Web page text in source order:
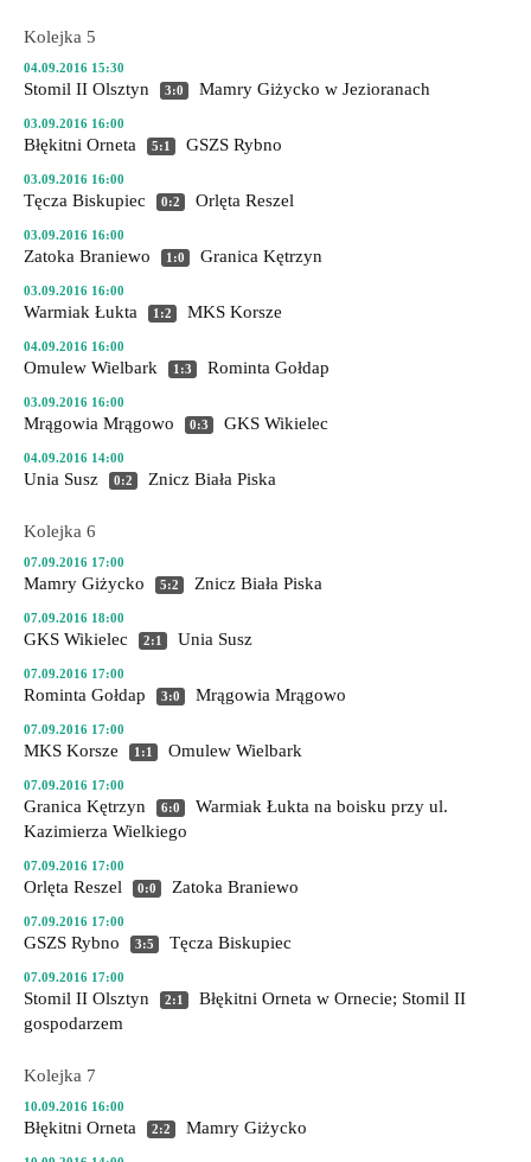
Kolejka 5
04.09.2016 15:30
Stomil II Olsztyn 3:0 Mamry Giżycko w Jezioranach
03.09.2016 16:00
Błękitni Orneta 5:1 GSZS Rybno
03.09.2016 16:00
Tęcza Biskupiec 0:2 Orlęta Reszel
03.09.2016 16:00
Zatoka Braniewo 1:0 Granica Kętrzyn
03.09.2016 16:00
Warmiak Łukta 1:2 MKS Korsze
04.09.2016 16:00
Omulew Wielbark 1:3 Rominta Gołdap
03.09.2016 16:00
Mrągowia Mrągowo 0:3 GKS Wikielec
04.09.2016 14:00
Unia Susz 0:2 Znicz Biała Piska
Kolejka 6
07.09.2016 17:00
Mamry Giżycko 5:2 Znicz Biała Piska
07.09.2016 18:00
GKS Wikielec 2:1 Unia Susz
07.09.2016 17:00
Rominta Gołdap 3:0 Mrągowia Mrągowo
07.09.2016 17:00
MKS Korsze 1:1 Omulew Wielbark
07.09.2016 17:00
Granica Kętrzyn 6:0 Warmiak Łukta na boisku przy ul.
Kazimierza Wielkiego
07.09.2016 17:00
Orlęta Reszel 0:0 Zatoka Braniewo
07.09.2016 17:00
GSZS Rybno 3:5 Tęcza Biskupiec
07.09.2016 17:00
Stomil II Olsztyn 2:1 Błękitni Orneta w Ornecie; Stomil II
gospodarzem
Kolejka 7
10.09.2016 16:00
Błękitni Orneta 2:2 Mamry Giżycko